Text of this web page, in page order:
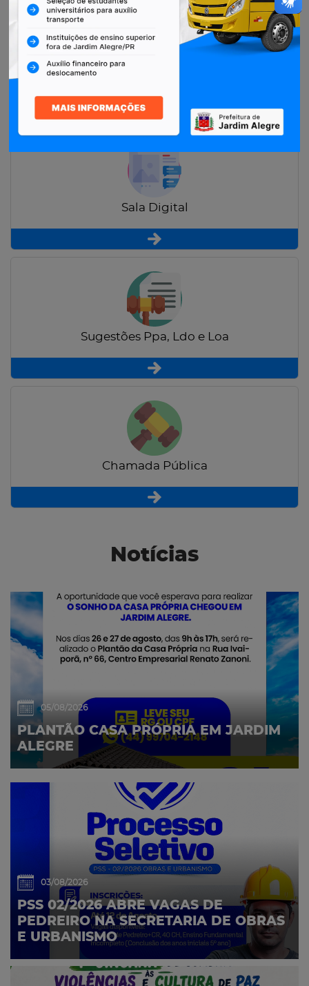
Restituição de Contribuintes
Sala Digital
Sugestões Ppa, Ldo e Loa
Chamada Pública
Notícias
05/08/2026
PLANTÃO CASA PRÓPRIA EM JARDIM
ALEGRE
03/08/2026
PSS 02/2026 ABRE VAGAS DE
PEDREIRO NA SECRETARIA DE OBRAS
E URBANISMO